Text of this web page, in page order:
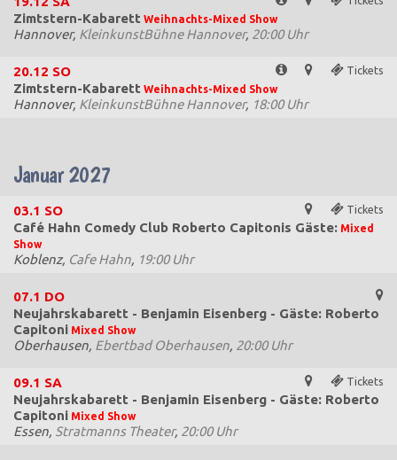
Zimtstern-Kabarett Weihnachts-Mixed Show
Hannover, KleinkunstBühne Hannover, 20:00 Uhr
Tickets
20.12 SO
Zimtstern-Kabarett Weihnachts-Mixed Show
Hannover, KleinkunstBühne Hannover, 18:00 Uhr
Januar 2027
Tickets
03.1 SO
Café Hahn Comedy Club Roberto Capitonis Gäste: Mixed
Show
Koblenz, Cafe Hahn, 19:00 Uhr
07.1 DO
Neujahrskabarett - Benjamin Eisenberg - Gäste: Roberto
Capitoni Mixed Show
Oberhausen, Ebertbad Oberhausen, 20:00 Uhr
Tickets
09.1 SA
Neujahrskabarett - Benjamin Eisenberg - Gäste: Roberto
Capitoni Mixed Show
Essen, Stratmanns Theater, 20:00 Uhr